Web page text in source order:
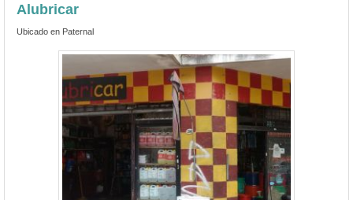
Alubricar
Ubicado en Paternal